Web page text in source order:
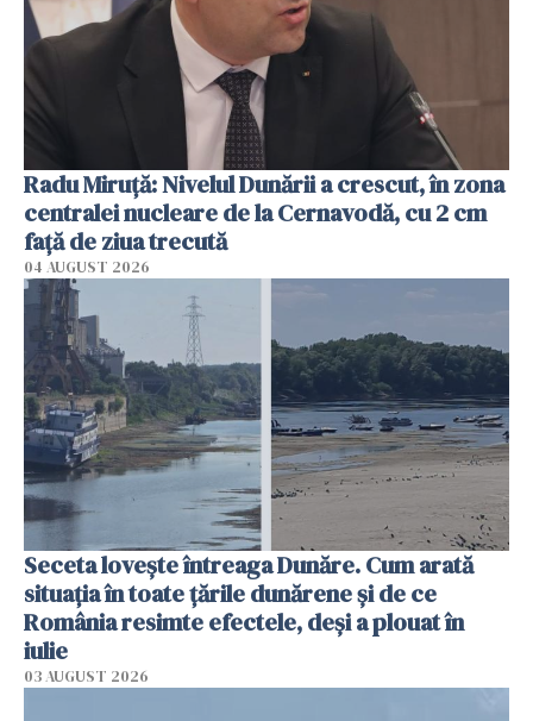
Radu Miruţă: Nivelul Dunării a crescut, în zona
centralei nucleare de la Cernavodă, cu 2 cm
faţă de ziua trecută
04 AUGUST 2026
Seceta lovește întreaga Dunăre. Cum arată
situația în toate țările dunărene și de ce
România resimte efectele, deși a plouat în
iulie
03 AUGUST 2026